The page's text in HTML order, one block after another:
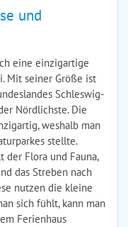
und
eine einzigartige
Mit seiner Größe ist
Schleswig-
Nördlichste. Die
weshalb man
stellte.
der Flora und Fauna,
das Streben nach
nutzen die kleine
sich fühlt, kann man
Ferienhaus